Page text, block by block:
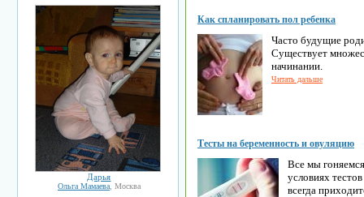
Дарья
Ольга Мамаева, Москва
Как спланировать пол ребенка
Часто будущие
Существует
начинании.
Читать дальше
Тесты на беременность и овуляцию
Все мы
условиях
всегда